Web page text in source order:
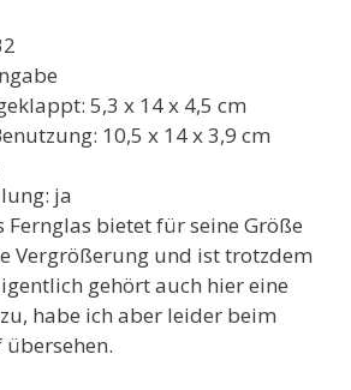
5,3 x 14 x 4,5 cm
10,5 x 14 x 3,9 cm
ja
Fernglas bietet für seine Größe
Vergrößerung und ist trotzdem
gehört auch hier eine
habe ich aber leider beim